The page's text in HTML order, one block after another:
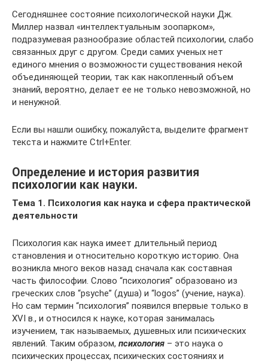
Сегодняшнее состояние психологической науки Дж.
Миллер назвал «интеллектуальным зоопарком»,
подразумевая разнообразие областей психологии, слабо
связанных друг с другом. Среди самих ученых нет
единого мнения о возможности существования некой
объединяющей теории, так как накопленный объем
знаний, вероятно, делает ее не только невозможной, но
и ненужной.
Если вы нашли ошибку, пожалуйста, выделите фрагмент
текста и нажмите Ctrl+Enter.
Определение и история развития
психологии как науки.
Тема 1. Психология как наука и сфера практической
деятельности
Психология как наука имеет длительный период
становления и относительно короткую историю. Она
возникла много веков назад сначала как составная
часть философии. Слово “психология” образовано из
греческих слов “psyche” (душа) и “logos” (учение, наука).
Но сам термин “психология” появился впервые только в
XVI в., и относился к науке, которая занималась
изучением, так называемых, душевных или психических
явлений. Таким образом, психология – это наука о
психических процессах, психических состояниях и